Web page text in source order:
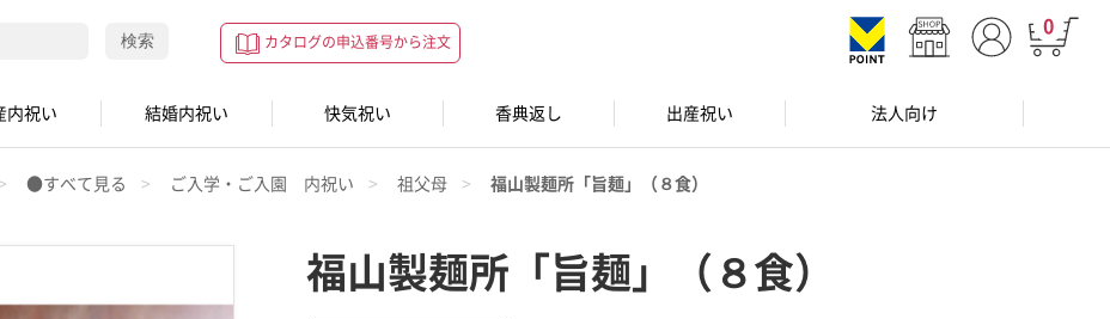
0
カタログの申込番号から注文
検索
内祝い 結婚内祝い 快気祝い 香典返し 出産祝い 法人向け
●すべて見る ご入学・ご入園 内祝い 祖父母 福山製麺所「旨麺」（８食）
福山製麺所「旨麺」（８食）